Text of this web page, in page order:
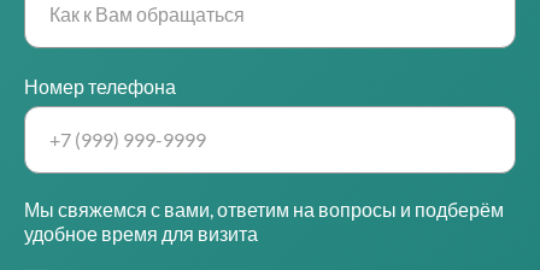
Номер телефона
Мы свяжемся с вами, ответим на вопросы и подберём
удобное время для визита